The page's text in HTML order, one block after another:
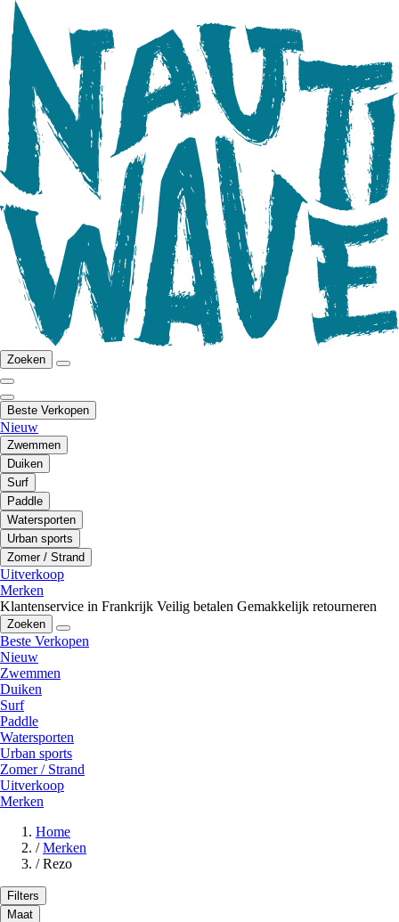
Zoeken
Beste Verkopen
Nieuw
Zwemmen
Duiken
Surf
Paddle
Watersporten
Urban sports
Zomer / Strand
Uitverkoop
Merken
Klantenservice in Frankrijk Veilig betalen Gemakkelijk retourneren
Zoeken
Beste Verkopen
Nieuw
Zwemmen
Duiken
Surf
Paddle
Watersporten
Urban sports
Zomer / Strand
Uitverkoop
Merken
Home
/ Merken
/ Rezo
Filters
Maat